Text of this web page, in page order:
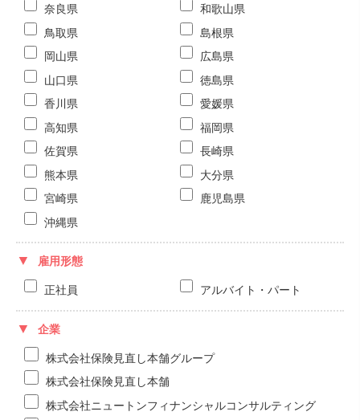
奈良県
和歌山県
鳥取県
島根県
岡山県
広島県
山口県
徳島県
香川県
愛媛県
高知県
福岡県
佐賀県
長崎県
熊本県
大分県
宮崎県
鹿児島県
沖縄県
雇用形態
正社員 アルバイト・パート
企業
株式会社保険見直し本舗グループ
株式会社保険見直し本舗
株式会社ニュートンフィナンシャルコンサルティング